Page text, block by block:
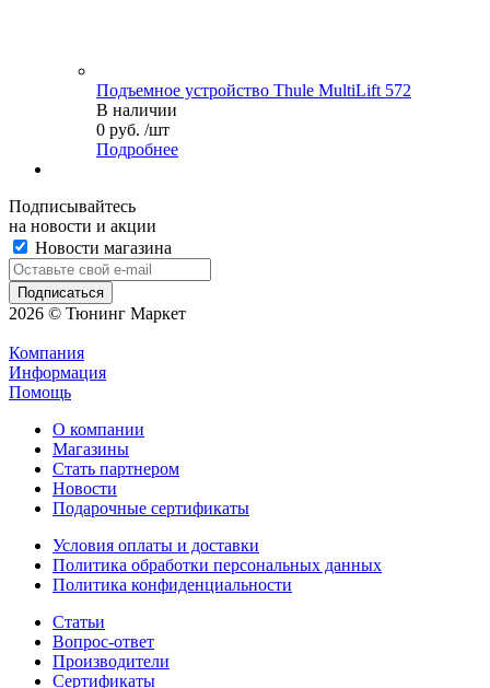
Подъемное устройство Thule MultiLift 572
В наличии
0 руб. /шт
Подробнее
Подписывайтесь
на новости и акции
Новости магазина
2026 © Тюнинг Маркет
Компания
Информация
Помощь
О компании
Магазины
Стать партнером
Новости
Подарочные сертификаты
Условия оплаты и доставки
Политика обработки персональных данных
Политика конфиденциальности
Статьи
Вопрос-ответ
Производители
Сертификаты